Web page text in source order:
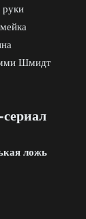
руки
Шмидт
ложь